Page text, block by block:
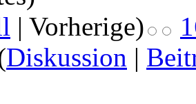
| Vorherige)
Diskussion |